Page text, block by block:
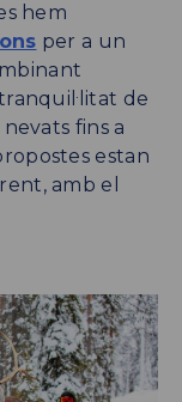
hem
per a un
de
fins a
estan
amb el